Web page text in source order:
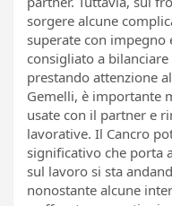
sorgere alcune
superate con impegno
consigliato a
prestando attenzione
Gemelli, è importante
usate con il partner e
lavorative. Il Cancro
significativo che porta
sul lavoro si sta
nonostante alcune